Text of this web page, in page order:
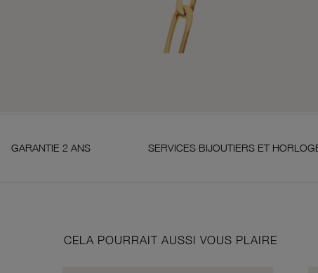
ANS SERVICES BIJOUTIERS ET HORLOGERS
CELA POURRAIT AUSSI VOUS PLAIRE